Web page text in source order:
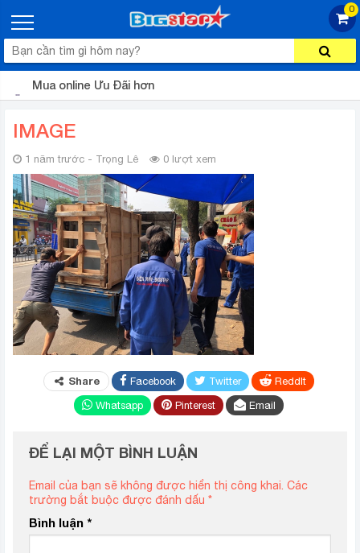
0
Mua online Ưu Đãi hơn
IMAGE
1 năm trước - Trọng Lê 0 lượt xem
Share Facebook Twitter
ReddIt
Whatsapp
Pinterest Email
ĐỂ LẠI MỘT BÌNH LUẬN
Email của bạn sẽ không được hiển thị công khai. Các
trường bắt buộc được đánh dấu *
Bình luận *